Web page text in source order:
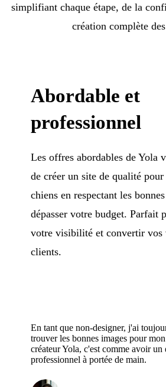
simplifiant chaque étape, de la
création complète
Abordable et
professionnel
Les offres abordables de Yola
de créer un site de qualité pour
chiens en respectant les
dépasser votre budget. Parfait
votre visibilité et convertir vos
clients.
En tant que non-designer, j'ai
trouver les bonnes images pour
créateur Yola, c'est comme avoir un
professionnel à portée de main.